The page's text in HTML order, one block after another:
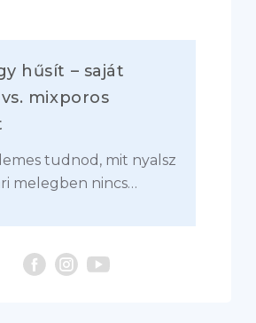
hűsít – saját
mixporos
tudnod, mit nyalsz
melegben nincs…